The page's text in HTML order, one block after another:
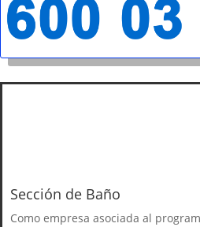
Sección de Baño
Como empresa asociada al